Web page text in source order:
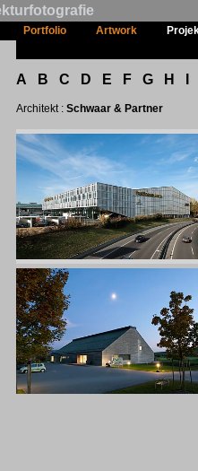
Portfolio Artwork
A B C D E F G H
Architekt : Schwaar & Partner